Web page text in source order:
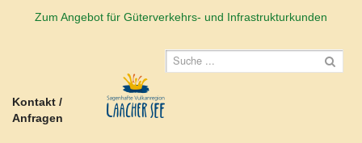
Zum Angebot für Güterverkehrs- und Infrastrukturkunden
Kontakt /
Anfragen